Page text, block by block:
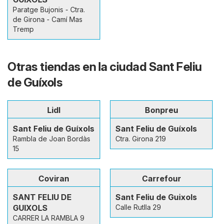
Paratge Bujonis - Ctra.
de Girona - Camí Mas
Tremp
Otras tiendas en la ciudad Sant Feliu
de Guíxols
Lidl
Sant Feliu de Guíxols
Rambla de Joan Bordàs
15
Bonpreu
Sant Feliu de Guíxols
Ctra. Girona 219
Coviran
SANT FELIU DE
GUIXOLS
CARRER LA RAMBLA 9
Carrefour
Sant Feliu de Guixols
Calle Rutlla 29